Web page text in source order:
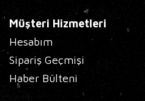
Müşteri Hizmetleri
Hesabım
Sipariş Geçmişi
Haber Bülteni